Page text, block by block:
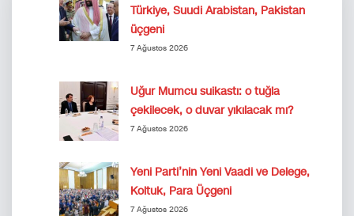
Türkiye, Suudi Arabistan, Pakistan
üçgeni
7 Ağustos 2026
Uğur Mumcu suikastı: o tuğla
çekilecek, o duvar yıkılacak mı?
7 Ağustos 2026
Yeni Parti’nin Yeni Vaadi ve Delege,
Koltuk, Para Üçgeni
7 Ağustos 2026